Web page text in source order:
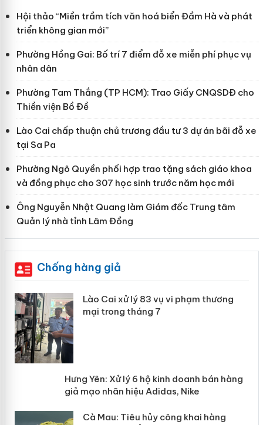
Hội thảo “Miền trầm tích văn hoá biển Đầm Hà và phát
triển không gian mới”
Phường Hồng Gai: Bố trí 7 điểm đỗ xe miễn phí phục vụ
nhân dân
Phường Tam Thắng (TP HCM): Trao Giấy CNQSDĐ cho
Thiền viện Bồ Đề
Lào Cai chấp thuận chủ trương đầu tư 3 dự án bãi đỗ xe
tại Sa Pa
Phường Ngô Quyền phối hợp trao tặng sách giáo khoa
và đồng phục cho 307 học sinh trước năm học mới
Ông Nguyễn Nhật Quang làm Giám đốc Trung tâm
Quản lý nhà tỉnh Lâm Đồng
Chống hàng giả
Lào Cai xử lý 83 vụ vi phạm thương
mại trong tháng 7
Hưng Yên: Xử lý 6 hộ kinh doanh bán
hàng giả mạo nhãn hiệu Adidas, Nike